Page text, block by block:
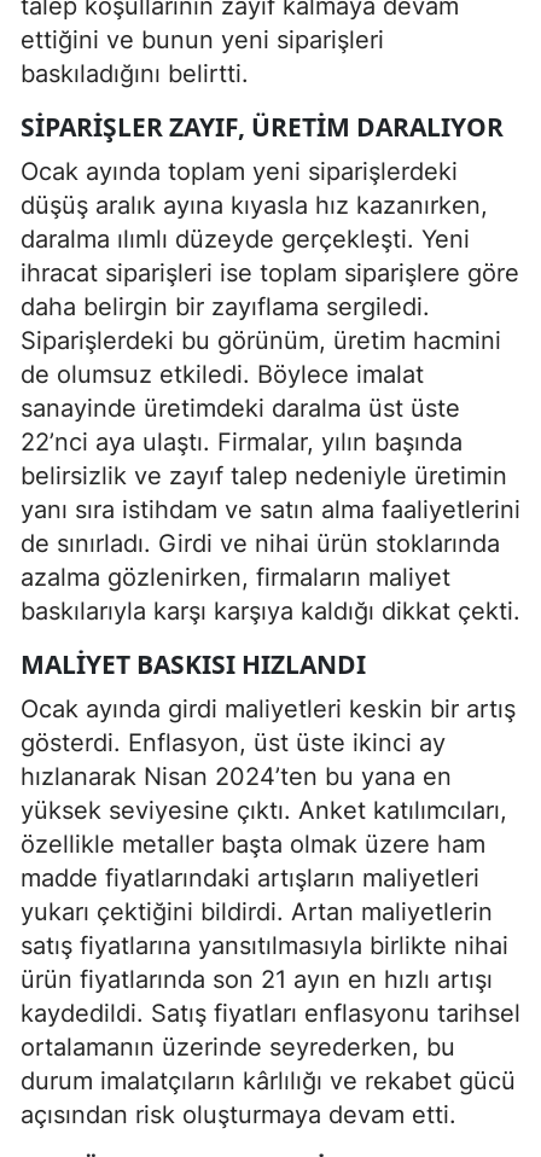
ettiğini ve bunun yeni siparişleri
baskıladığını belirtti.
SIPARIŞLER ZAYIF, ÜRETIM DARALIYOR
Ocak ayında toplam yeni siparişlerdeki
düşüş aralık ayına kıyasla hız kazanırken,
daralma ılımlı düzeyde gerçekleşti. Yeni
ihracat siparişleri ise toplam siparişlere göre
daha belirgin bir zayıflama sergiledi.
Siparişlerdeki bu görünüm, üretim hacmini
de olumsuz etkiledi. Böylece imalat
sanayinde üretimdeki daralma üst üste
22’nci aya ulaştı. Firmalar, yılın başında
belirsizlik ve zayıf talep nedeniyle üretimin
yanı sıra istihdam ve satın alma faaliyetlerini
de sınırladı. Girdi ve nihai ürün stoklarında
azalma gözlenirken, firmaların maliyet
baskılarıyla karşı karşıya kaldığı dikkat çekti.
MALIYET BASKISI HIZLANDI
Ocak ayında girdi maliyetleri keskin bir artış
gösterdi. Enflasyon, üst üste ikinci ay
hızlanarak Nisan 2024’ten bu yana en
yüksek seviyesine çıktı. Anket katılımcıları,
özellikle metaller başta olmak üzere ham
madde fiyatlarındaki artışların maliyetleri
yukarı çektiğini bildirdi. Artan maliyetlerin
satış fiyatlarına yansıtılmasıyla birlikte nihai
ürün fiyatlarında son 21 ayın en hızlı artışı
kaydedildi. Satış fiyatları enflasyonu tarihsel
ortalamanın üzerinde seyrederken, bu
durum imalatçıların kârlılığı ve rekabet gücü
açısından risk oluşturmaya devam etti.